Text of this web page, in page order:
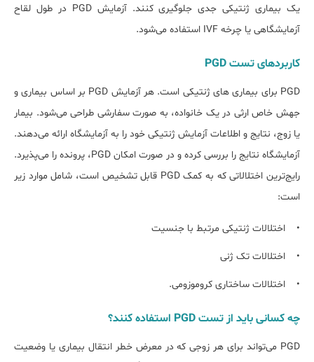
یک بیماری ژنتیکی جدی جلوگیری کنند. آزمایش PGD در طول لقاح
آزمایشگاهی یا چرخه IVF استفاده می‌شود.
کاربردهای تست PGD
PGD برای بیماری های ژنتیکی است. هر آزمایش PGD بر اساس بیماری و
جهش خاص ارثی در یک خانواده، به صورت سفارشی طراحی می‌شود. بیمار
یا زوج، نتایج و اطلاعات آزمایش ژنتیکی خود را به آزمایشگاه ارائه می‌دهند.
آزمایشگاه نتایج را بررسی کرده و در صورت امکان PGD، پرونده را می‌پذیرد.
رایج‌ترین اختلالاتی که به کمک PGD قابل تشخیص است، شامل موارد زیر
است:
• اختلالات ژنتیکی مرتبط با جنسیت
• اختلالات تک ژنی
• اختلالات ساختاری کروموزومی.
چه کسانی باید از تست PGD استفاده کنند؟
PGD می‌تواند برای هر زوجی که در معرض خطر انتقال بیماری یا وضعیت